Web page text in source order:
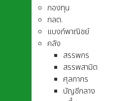
กองทุน
กลต.
แบงก์พาณิชย์
คลัง
สรรพกร
สรรพสามิต
ศุลกากร
บัญชีกลาง